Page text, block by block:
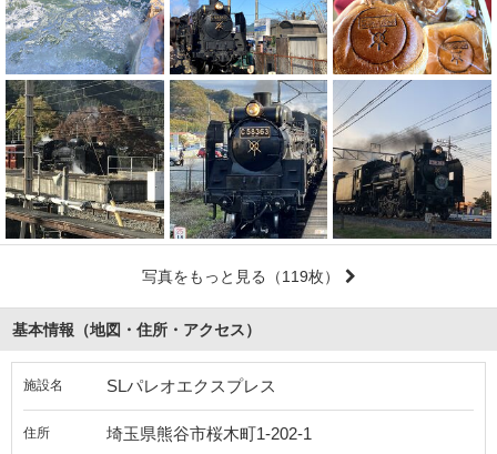
写真をもっと見る （119枚）
基本情報（地図・住所・アクセス）
施設名 SLパレオエクスプレス
住所 埼玉県熊谷市桜木町1-202-1